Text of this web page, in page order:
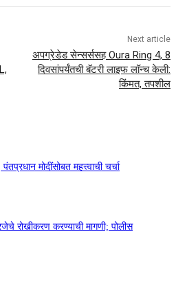
Next article
अपग्रेडेड सेन्सर्ससह Oura Ring 4, 8
दिवसांपर्यंतची बॅटरी लाइफ लॉन्च केली:
किंमत, तपशील
मोदींसोबत महत्त्वाची चर्चा
रोखीकरण करण्याची मागणी; पोलीस